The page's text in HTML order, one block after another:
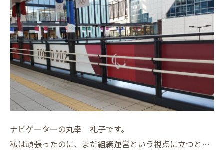
ナビゲーターの丸幸 礼子です。
私は頑張ったのに、まだ組織運営という視点に立つと…